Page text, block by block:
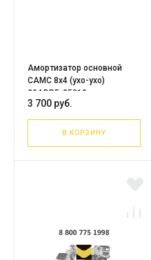
Амортизатор основной
CAMC 8х4 (ухо-ухо)
29ADP5-05010
3 700 руб.
В КОРЗИНУ